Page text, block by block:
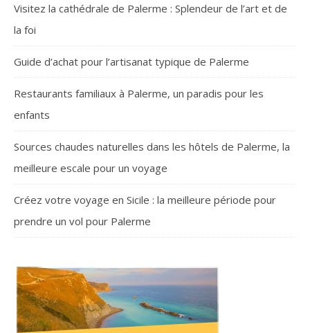
Visitez la cathédrale de Palerme : Splendeur de l’art et de
la foi
Guide d’achat pour l’artisanat typique de Palerme
Restaurants familiaux à Palerme, un paradis pour les
enfants
Sources chaudes naturelles dans les hôtels de Palerme, la
meilleure escale pour un voyage
Créez votre voyage en Sicile : la meilleure période pour
prendre un vol pour Palerme